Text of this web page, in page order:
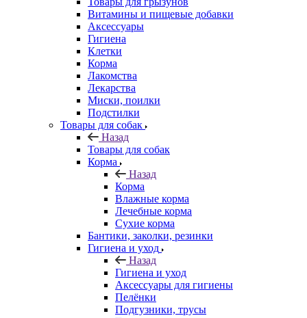
Витамины и пищевые добавки
Аксессуары
Гигиена
Клетки
Корма
Лакомства
Лекарства
Миски, поилки
Подстилки
Товары для собак
Назад
Товары для собак
Корма
Назад
Корма
Влажные корма
Лечебные корма
Сухие корма
Бантики, заколки, резинки
Гигиена и уход
Назад
Гигиена и уход
Аксессуары для гигиены
Пелёнки
Подгузники, трусы